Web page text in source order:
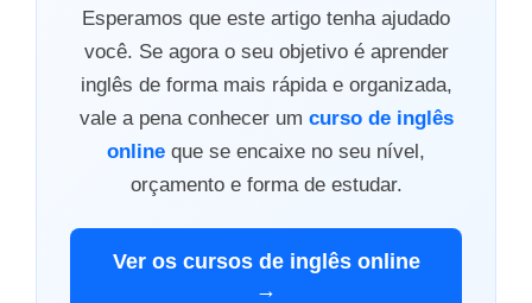
Esperamos que este artigo tenha ajudado
você. Se agora o seu objetivo é aprender
inglês de forma mais rápida e organizada,
vale a pena conhecer um curso de inglês
online que se encaixe no seu nível,
orçamento e forma de estudar.
Ver os cursos de inglês online
→